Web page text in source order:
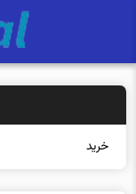
خرید بیمه: سنت